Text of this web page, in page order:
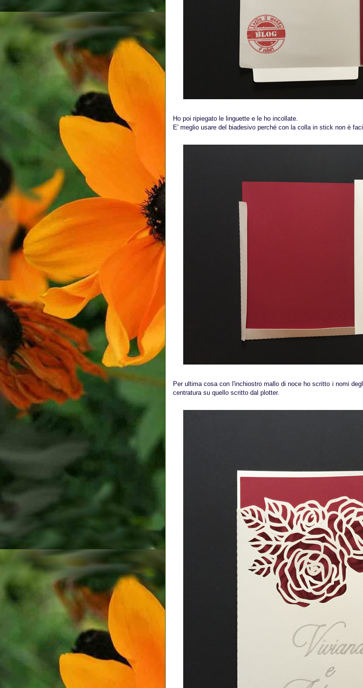
Ho poi ripiegato le linguette e le ho incollate.
E' meglio usare del biadesivo perché con la colla in stick non è
Per ultima cosa con l'inchiostro mallo di noce ho scritto i nomi
centratura su quello scritto dal plotter.